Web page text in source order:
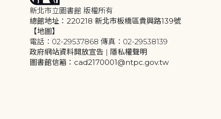
新北市立圖書館 版權所有
總館地址：220218 新北市板橋區貴興路139號
【地圖】
電話：02-29537868 傳真：02-29538139
政府網站資料開放宣告 | 隱私權聲明
圖書館信箱：cad2170001@ntpc.gov.tw